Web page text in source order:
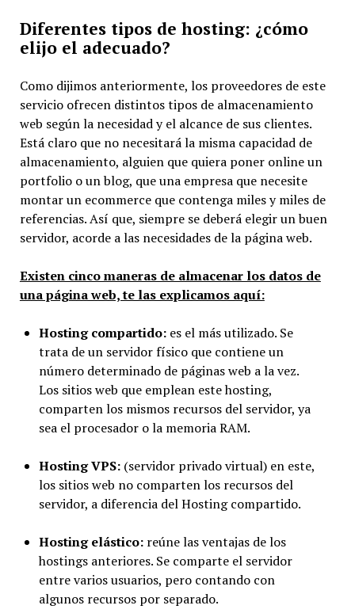
Diferentes tipos de hosting: ¿cómo
elijo el adecuado?
Como dijimos anteriormente, los proveedores de este
servicio ofrecen distintos tipos de almacenamiento
web según la necesidad y el alcance de sus clientes.
Está claro que no necesitará la misma capacidad de
almacenamiento, alguien que quiera poner online un
portfolio o un blog, que una empresa que necesite
montar un ecommerce que contenga miles y miles de
referencias. Así que, siempre se deberá elegir un buen
servidor, acorde a las necesidades de la página web.
Existen cinco maneras de almacenar los datos de
una página web, te las explicamos aquí:
Hosting compartido:es el más utilizado. Se
trata de un servidor físico que contiene un
número determinado de páginas web a la vez.
Los sitios web que emplean este hosting,
comparten los mismos recursos del servidor, ya
sea el procesador o la memoria RAM.
Hosting VPS:(servidor privado virtual) en este,
los sitios web no comparten los recursos del
servidor, a diferencia del Hosting compartido.
Hosting elástico:reúne las ventajas de los
hostings anteriores. Se comparte el servidor
entre varios usuarios, pero contando con
algunos recursos por separado.